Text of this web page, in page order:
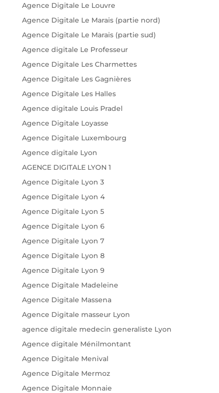
Agence Digitale Le Louvre
Agence Digitale Le Marais (partie nord)
Agence Digitale Le Marais (partie sud)
Agence digitale Le Professeur
Agence Digitale Les Charmettes
Agence Digitale Les Gagnières
Agence Digitale Les Halles
Agence digitale Louis Pradel
Agence Digitale Loyasse
Agence Digitale Luxembourg
Agence digitale Lyon
AGENCE DIGITALE LYON 1
Agence Digitale Lyon 3
Agence Digitale Lyon 4
Agence Digitale Lyon 5
Agence Digitale Lyon 6
Agence Digitale Lyon 7
Agence Digitale Lyon 8
Agence Digitale Lyon 9
Agence Digitale Madeleine
Agence Digitale Massena
Agence Digitale masseur Lyon
agence digitale medecin generaliste Lyon
Agence digitale Ménilmontant
Agence Digitale Menival
Agence Digitale Mermoz
Agence Digitale Monnaie